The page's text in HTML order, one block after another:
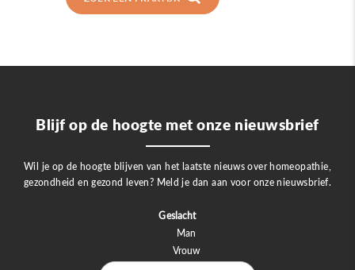
Blijf op de hoogte met onze nieuwsbrief
Wil je op de hoogte blijven van het laatste nieuws over homeopathie,
gezondheid en gezond leven? Meld je dan aan voor onze nieuwsbrief.
Geslacht
Man
Vrouw